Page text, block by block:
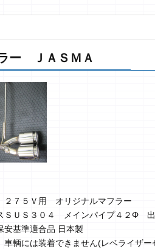
ー ＪＡＳＭＡ
７５Ｖ用 オリジナルマフラー
ＳＵＳ３０４ メインパイプ４２Φ
安基準適合品 日本製
車輌には装着できません(レベライザー